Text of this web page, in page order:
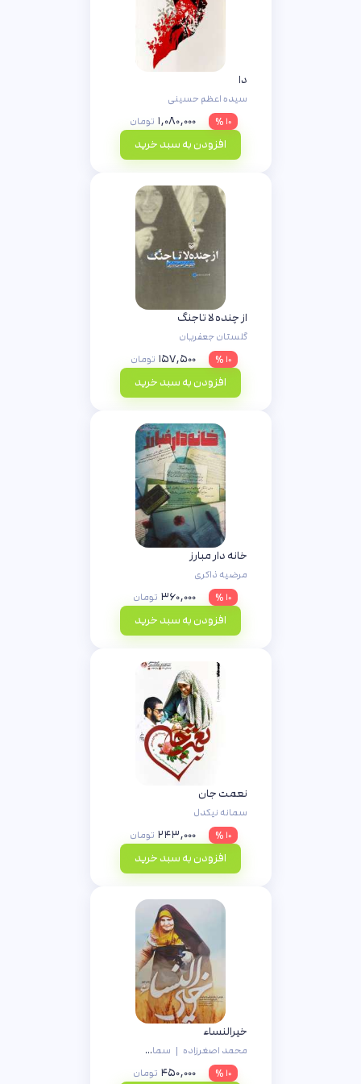
دا
سیده اعظم حسینی
۱۰ %
۱,۰۸۰,۰۰۰ تومان
افزودن به سبد خرید
از چنده لا تاجنگ
گلستان جعفریان
۱۰ %
۱۵۷,۵۰۰ تومان
افزودن به سبد خرید
خانه دار مبارز
مرضیه ذاکری
۱۰ %
۳۶۰,۰۰۰ تومان
افزودن به سبد خرید
نعمت جان
سمانه نیکدل
۱۰ %
۲۴۳,۰۰۰ تومان
افزودن به سبد خرید
خیرالنساء
محمد اصغرزاده | سمانه آتیه‌دوست
۱۰ %
۴۵۰,۰۰۰ تومان